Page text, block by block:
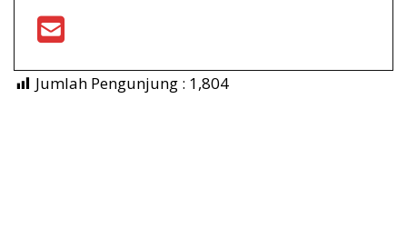
Jumlah Pengunjung : 1,804